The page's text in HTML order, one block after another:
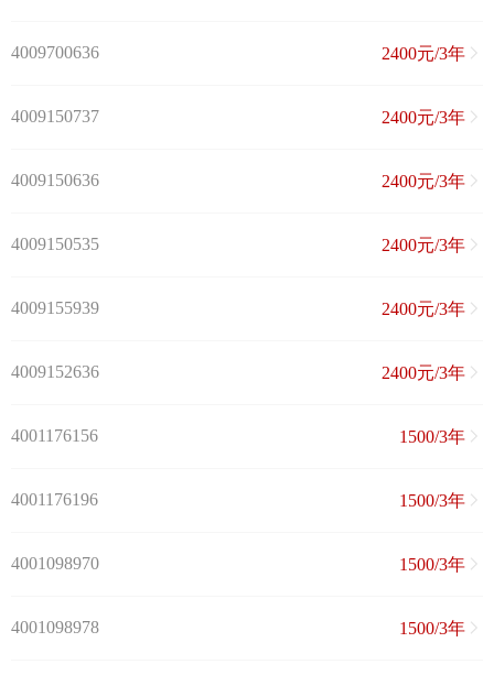
4009700636 2400元/3年
4009150737 2400元/3年
4009150636 2400元/3年
4009150535 2400元/3年
4009155939 2400元/3年
4009152636 2400元/3年
4001176156 1500/3年
4001176196 1500/3年
4001098970 1500/3年
4001098978 1500/3年